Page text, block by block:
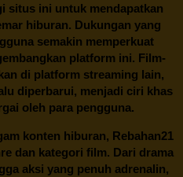
situs ini untuk mendapatkan
hiburan. Dukungan yang
semakin memperkuat
platform ini. Film-
di platform streaming lain,
diperbarui, menjadi ciri khas
oleh para pengguna.
konten hiburan, Rebahan21
dan kategori film. Dari drama
aksi yang penuh adrenalin,